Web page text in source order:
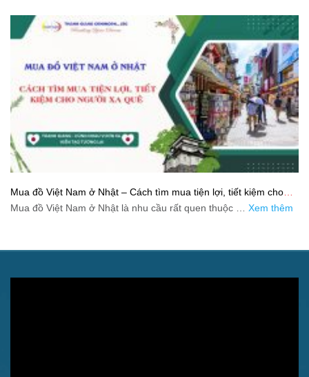
Mua đồ Việt Nam ở Nhật – Cách tìm mua tiện lợi, tiết kiệm cho
người xa quê
Mua đồ Việt Nam ở Nhật là nhu cầu rất quen thuộc … Xem thêm